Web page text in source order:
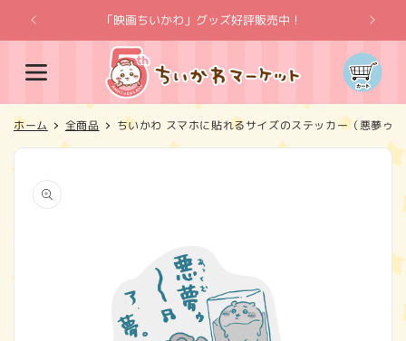
ンツに
進む
「映画ちいかわ」グッズ好評販売中！
カ
ー
ト
ホーム 全商品 ちいかわ スマホに貼れるサイズのステッカー（悪夢ゥ
報にス
キップ